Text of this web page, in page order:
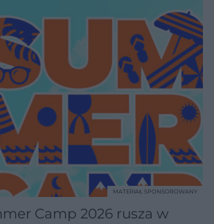
Camp 2026 rusza w
MATERIAŁ SPONSOROWANY